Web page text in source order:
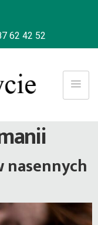
62 42 52
nasennych